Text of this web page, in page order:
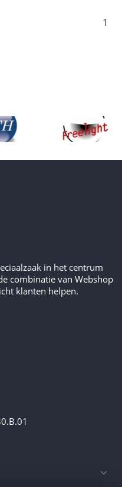
1
in het centrum
combinatie van Webshop
klanten helpen.